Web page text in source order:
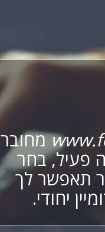
מחובר
פעיל, בחר
תאפשר לך
יחודי.